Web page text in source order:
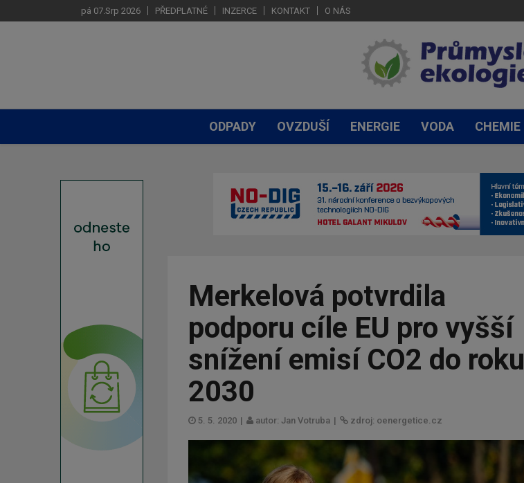
pá 07.Srp 2026 PŘEDPLATNÉ INZERCE KONTAKT O NÁS
ODPADY OVZDUŠÍ ENERGIE VODA CHEMIE
Merkelová potvrdila
podporu cíle EU pro vyšší
snížení emisí CO2 do roku
2030
5. 5. 2020 | autor: Jan Votruba | zdroj: oenergetice.cz